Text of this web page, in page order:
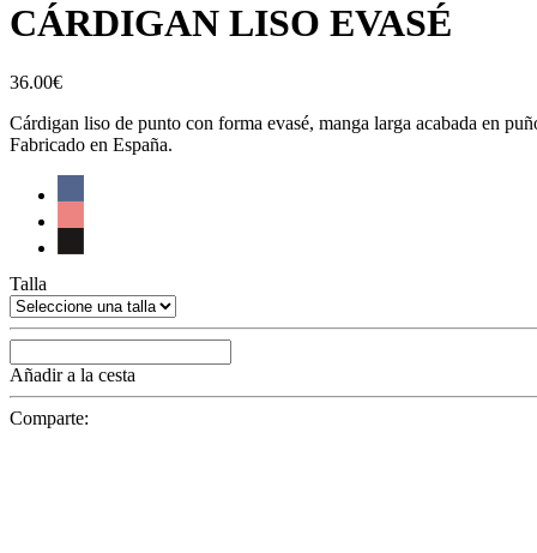
CÁRDIGAN LISO EVASÉ
36.00€
Cárdigan liso de punto con forma evasé, manga larga acabada en
Fabricado en España.
Talla
Añadir a la cesta
Comparte: